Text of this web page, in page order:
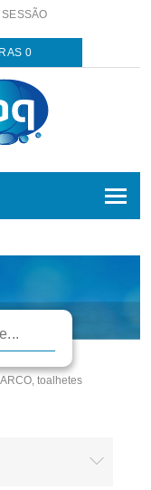
SESSÃO
0
toalhetes